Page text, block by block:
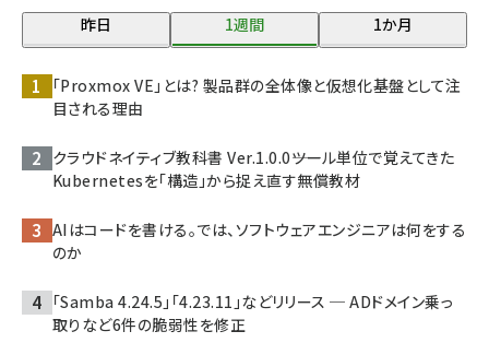
昨日 1週間 1か月
「Proxmox VE」とは? 製品群の全体像と仮想化基盤として注
目される理由
クラウドネイティブ教科書 Ver.1.0.0――ツール単位で覚えてきた
Kubernetesを「構造」から捉え直す無償教材
AIはコードを書ける。では、ソフトウェアエンジニアは何をする
のか
「Samba 4.24.5」「4.23.11」などリリース ─ ADドメイン乗っ
取りなど6件の脆弱性を修正